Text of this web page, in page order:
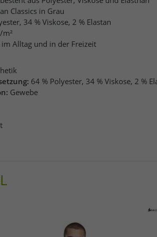
Classics in Grau
34 % Viskose, 2 % Elastan
Alltag und in der Freizeit
64 % Polyester, 34 % Viskose, 2 %
Gewebe